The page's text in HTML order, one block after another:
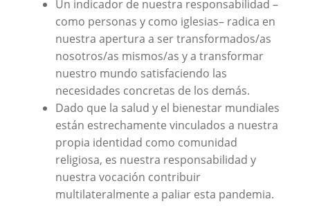
Un indicador de nuestra responsabilidad –
como personas y como iglesias– radica en
nuestra apertura a ser transformados/as
nosotros/as mismos/as y a transformar
nuestro mundo satisfaciendo las
necesidades concretas de los demás.
Dado que la salud y el bienestar mundiales
están estrechamente vinculados a nuestra
propia identidad como comunidad
religiosa, es nuestra responsabilidad y
nuestra vocación contribuir
multilateralmente a paliar esta pandemia.